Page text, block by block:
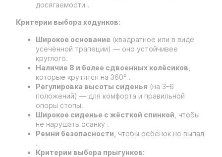
досягаемости .
Критерии выбора ходунков:
Широкое основание (квадратное или в виде
усечённой трапеции) — оно устойчивее
круглого.
Наличие 8 и более сдвоенных колёсиков
которые крутятся на 360° .
Регулировка высоты сиденья (на 3–6
положений) — для комфорта и правильной
опоры стопы.
Широкое сиденье с жёсткой спинкой , чтобы
не нарушать осанку .
Ремни безопасности , чтобы ребёнок не выпал
.
Критерии выбора прыгунков: